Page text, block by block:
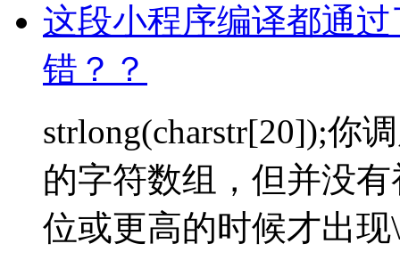
这段小程序编译都通
错？？
strlong(charstr[20]);你
的字符数组，但并没
位或更高的时候才出